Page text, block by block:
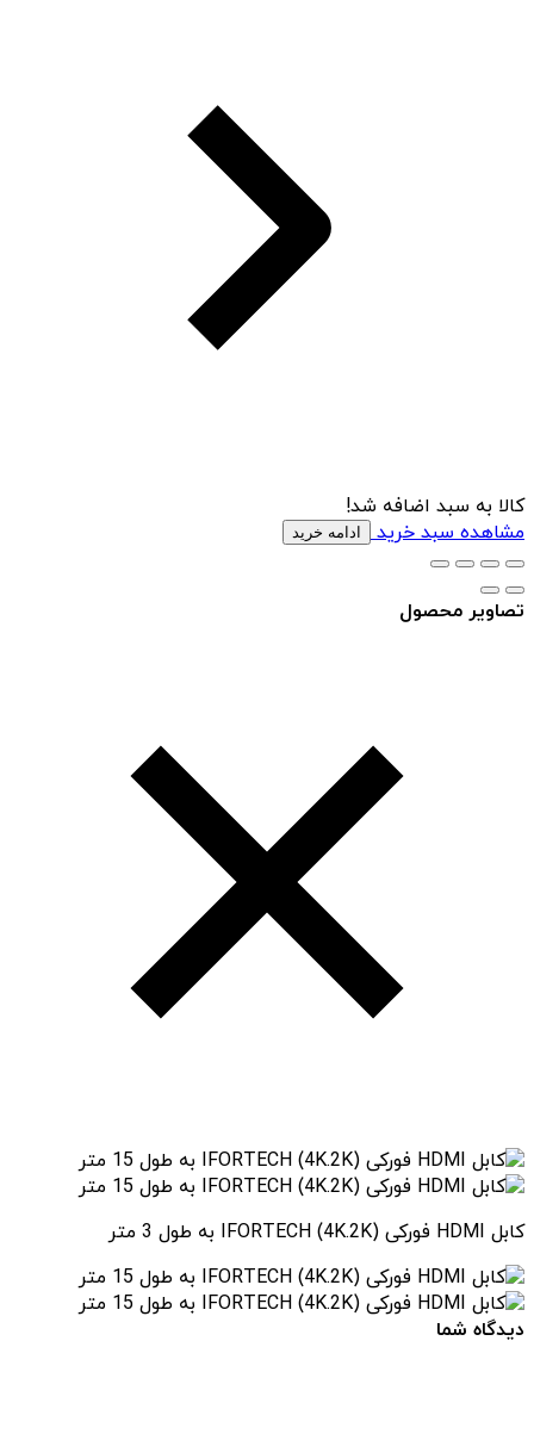
کالا به سبد اضافه شد!
مشاهده سبد خرید
ادامه خرید
تصاویر محصول
کابل HDMI فورکی (4K.2K) IFORTECH به طول 3 متر
دیدگاه شما